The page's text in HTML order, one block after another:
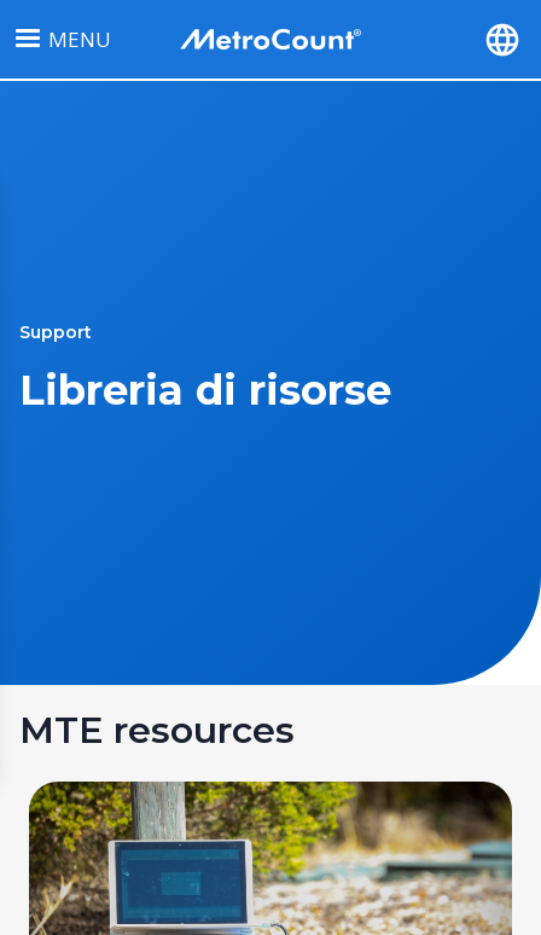
contenuto
MENU
Support
Libreria di risorse
MTE resources